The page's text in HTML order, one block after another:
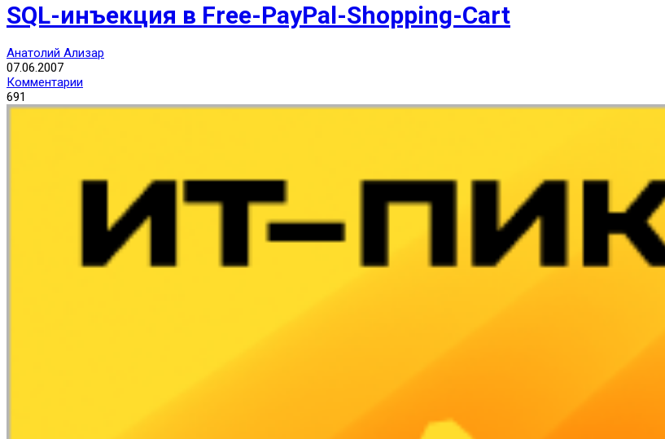
SQL-инъекция в Free-PayPal-Shopping-Cart
Анатолий Ализар
07.06.2007
Комментарии
691